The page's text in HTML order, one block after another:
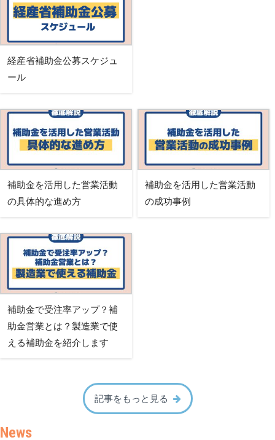
経産省補助金公募スケジュ
ール
補助金を活用した営業活動
の具体的な進め方
補助金を活用した営業活動
の成功事例
補助金で受注率アップ？補
助金営業とは？製造業で使
える補助金を紹介します
記事をもっと見る